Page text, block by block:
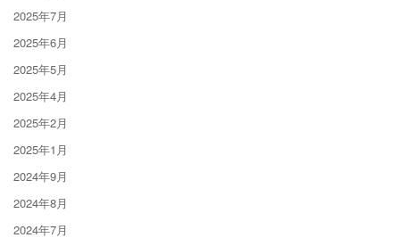
2025年7月
2025年6月
2025年5月
2025年4月
2025年2月
2025年1月
2024年9月
2024年8月
2024年7月